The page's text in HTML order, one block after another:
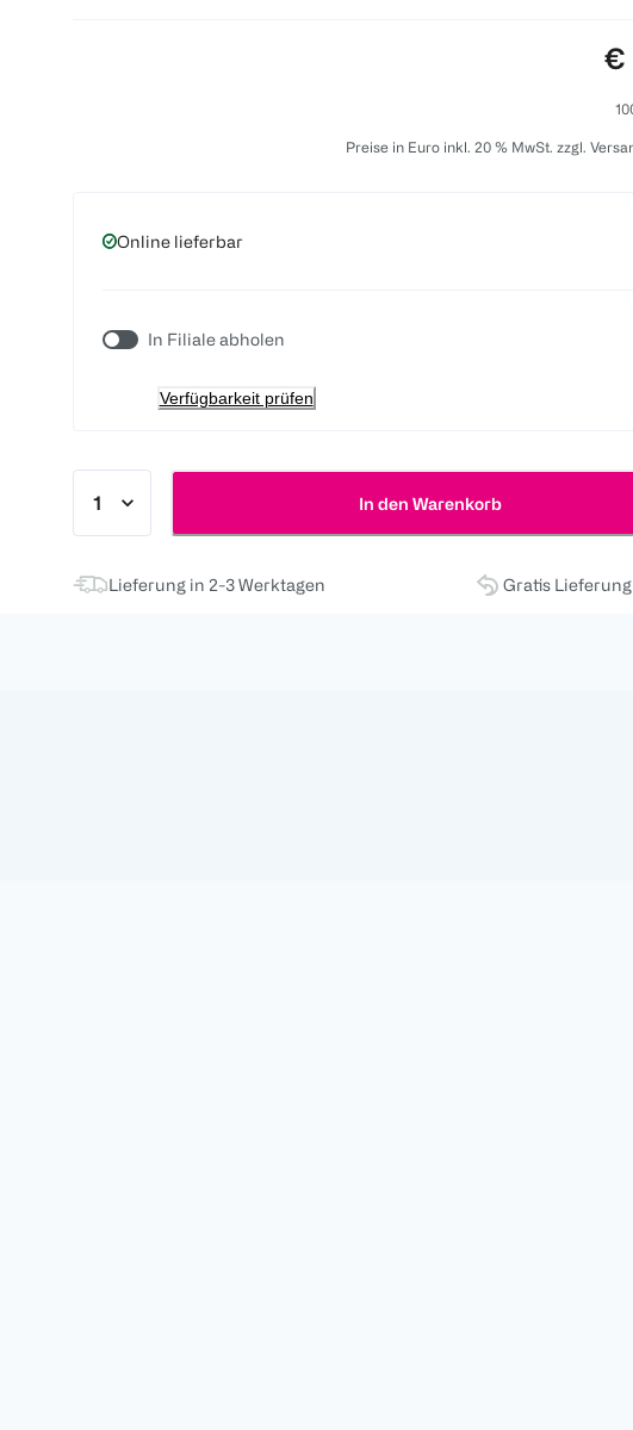
€
Preise in Euro inkl. 20 % MwSt. zzgl.
Online lieferbar
In Filiale abholen
Verfügbarkeit prüfen
In den Warenkorb
Lieferung in 2-3 Werktagen Gratis